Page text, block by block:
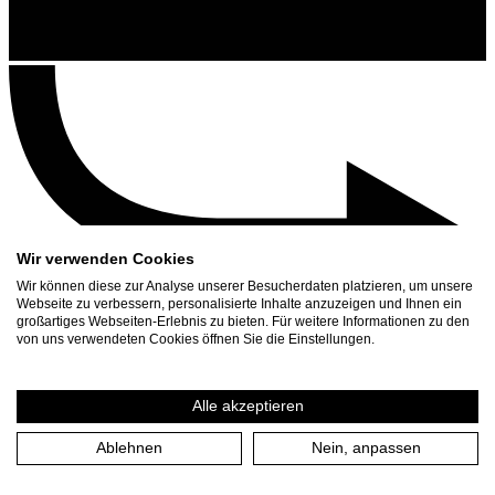
Kontakt
Presse Download
Wir verwenden Cookies
Wir können diese zur Analyse unserer Besucherdaten platzieren, um unsere
Webseite zu verbessern, personalisierte Inhalte anzuzeigen und Ihnen ein
großartiges Webseiten-Erlebnis zu bieten. Für weitere Informationen zu den
von uns verwendeten Cookies öffnen Sie die Einstellungen.
Alle akzeptieren
Ablehnen Nein, anpassen